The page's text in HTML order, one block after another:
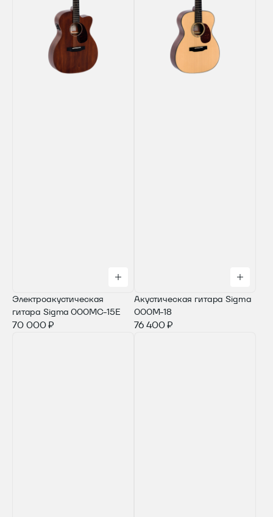
Электроакустическая
гитара Sigma 000MC-15E
70 000 ₽
Акустическая гитара Sigma
000M-18
76 400 ₽